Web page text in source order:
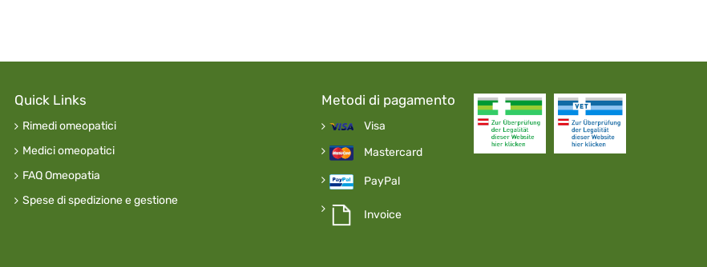
Quick Links
Rimedi omeopatici
Medici omeopatici
FAQ Omeopatia
Spese di spedizione e gestione
Metodi di pagamento
Visa
Mastercard
PayPal
Invoice